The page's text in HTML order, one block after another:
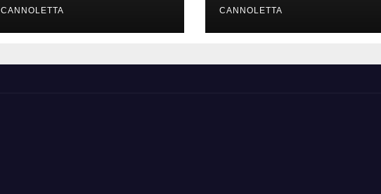
CANNOLETTA CANNOLETTA